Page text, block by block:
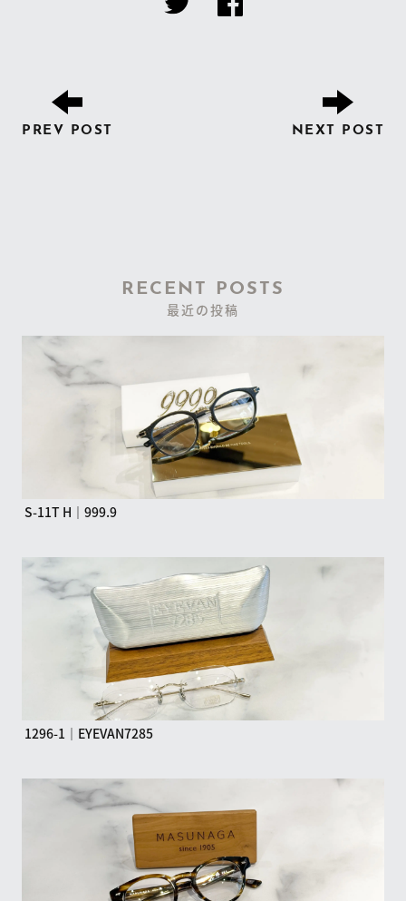
PREV POST NEXT POST
RECENT POSTS
最近の投稿
S-11T H｜999.9
1296-1｜EYEVAN7285